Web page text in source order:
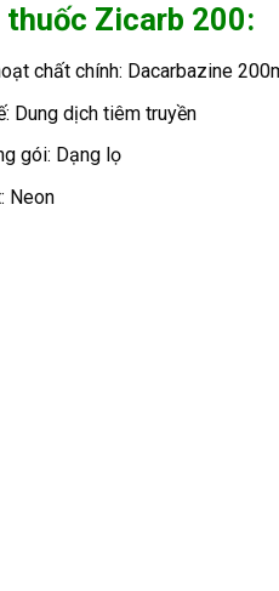
Zicarb 200:
chất chính: Dacarbazine
Dung dịch tiêm truyền
gói: Dạng lọ
Neon